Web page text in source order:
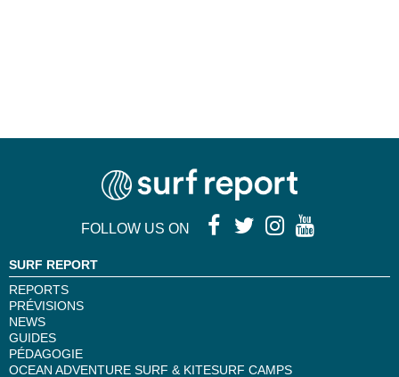
FOLLOW US ON
SURF REPORT
REPORTS
PRÉVISIONS
NEWS
GUIDES
PÉDAGOGIE
OCEAN ADVENTURE SURF & KITESURF CAMPS